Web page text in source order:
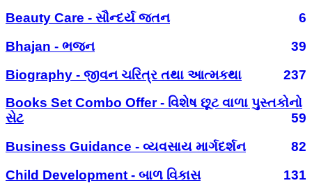
Beauty Care - સૌન્દર્ય જતન
6
Bhajan - ભજન
39
Biography - જીવન ચરિત્ર તથા આત્મકથા
237
Books Set Combo Offer - વિશેષ છૂટ વાળા પુસ્તકોનો
સેટ
59
Business Guidance - વ્યવસાય માર્ગદર્શન
82
Child Development - બાળ વિકાસ
131